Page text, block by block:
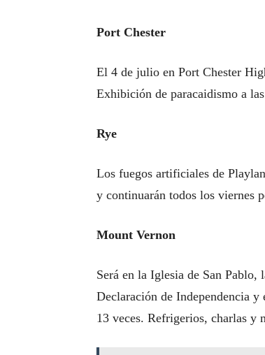
Port Chester
El 4 de julio en Port Chester
Exhibición de paracaidismo a
Rye
Los fuegos artificiales de
y continuarán todos los viernes
Mount Vernon
Será en la Iglesia de San
Declaración de Independencia
13 veces. Refrigerios, charlas y